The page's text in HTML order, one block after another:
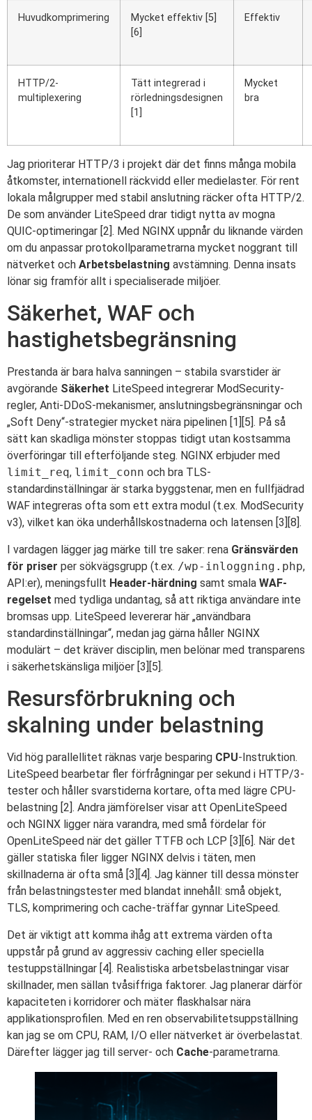
Huvudkomprimering
Mycket effektiv [5]
[6]
Effektiv
HTTP/2-
multiplexering
Tätt integrerad i
rörledningsdesignen
[1]
Mycket
bra
Jag prioriterar HTTP/3 i projekt där det finns många mobila
åtkomster, internationell räckvidd eller medielaster. För rent
lokala målgrupper med stabil anslutning räcker ofta HTTP/2.
De som använder LiteSpeed drar tidigt nytta av mogna
QUIC-optimeringar [2]. Med NGINX uppnår du liknande värden
om du anpassar protokollparametrarna mycket noggrant till
nätverket och Arbetsbelastning avstämning. Denna insats
lönar sig framför allt i specialiserade miljöer.
Säkerhet, WAF och
hastighetsbegränsning
Prestanda är bara halva sanningen – stabila svarstider är
avgörande Säkerhet LiteSpeed integrerar ModSecurity-
regler, Anti-DDoS-mekanismer, anslutningsbegränsningar och
„Soft Deny“-strategier mycket nära pipelinen [1][5]. På så
sätt kan skadliga mönster stoppas tidigt utan kostsamma
överföringar till efterföljande steg. NGINX erbjuder med
limit_req, limit_conn och bra TLS-
standardinställningar är starka byggstenar, men en fullfjädrad
WAF integreras ofta som ett extra modul (t.ex. ModSecurity
v3), vilket kan öka underhållskostnaderna och latensen [3][8].
I vardagen lägger jag märke till tre saker: rena Gränsvärden
för priser per sökvägsgrupp (t.ex. /wp-inloggning.php,
API:er), meningsfullt Header-härdning samt smala WAF-
regelset med tydliga undantag, så att riktiga användare inte
bromsas upp. LiteSpeed levererar här „användbara
standardinställningar“, medan jag gärna håller NGINX
modulärt – det kräver disciplin, men belönar med transparens
i säkerhetskänsliga miljöer [3][5].
Resursförbrukning och
skalning under belastning
Vid hög parallellitet räknas varje besparing CPU-Instruktion.
LiteSpeed bearbetar fler förfrågningar per sekund i HTTP/3-
tester och håller svarstiderna kortare, ofta med lägre CPU-
belastning [2]. Andra jämförelser visar att OpenLiteSpeed
och NGINX ligger nära varandra, med små fördelar för
OpenLiteSpeed när det gäller TTFB och LCP [3][6]. När det
gäller statiska filer ligger NGINX delvis i täten, men
skillnaderna är ofta små [3][4]. Jag känner till dessa mönster
från belastningstester med blandat innehåll: små objekt,
TLS, komprimering och cache-träffar gynnar LiteSpeed.
Det är viktigt att komma ihåg att extrema värden ofta
uppstår på grund av aggressiv caching eller speciella
testuppställningar [4]. Realistiska arbetsbelastningar visar
skillnader, men sällan tvåsiffriga faktorer. Jag planerar därför
kapaciteten i korridorer och mäter flaskhalsar nära
applikationsprofilen. Med en ren observabilitetsuppställning
kan jag se om CPU, RAM, I/O eller nätverket är överbelastat.
Därefter lägger jag till server- och Cache-parametrarna.